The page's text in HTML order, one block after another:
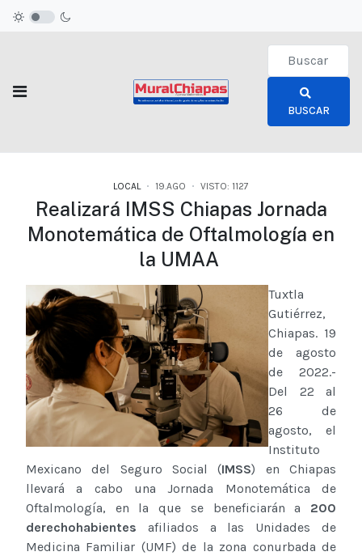
Type 2 or
BUSCAR
LOCAL 19.AGO VISTO: 1127
Realizará IMSS Chiapas Jornada
Monotemática de Oftalmología en
la UMAA
Tuxtla
Gutiérrez,
Chiapas. 19
de agosto
de 2022.-
Del 22 al
26 de
agosto, el
Instituto
Mexicano del Seguro Social (IMSS) en Chiapas
llevará a cabo una Jornada Monotemática de
Oftalmología, en la que se beneficiarán a 200
derechohabientes afiliados a las Unidades de
Medicina Familiar (UMF) de la zona conurbada de